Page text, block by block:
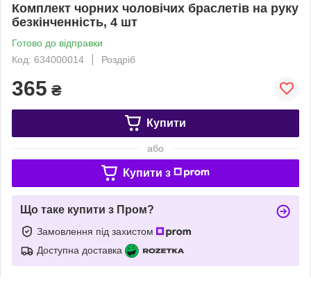
Комплект чорних чоловічих браслетів на руку
безкінченність, 4 шт
Готово до відправки
Код: 634000014
Роздріб
365 ₴
Купити
або
Купити з
Що таке купити з Пром?
Замовлення під захистом
Доступна доставка